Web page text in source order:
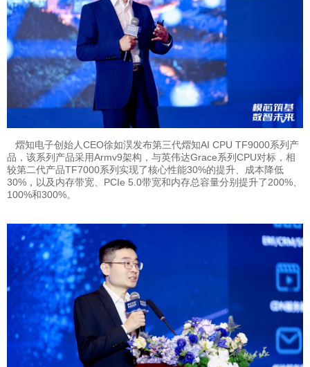
熠知电子创始人CEO徐如淏发布第三代熠知AI CPU TF9000系列产
品，该系列产品采用Armv9架构，与英伟达Grace系列CPU对标，相
较第二代产品TF7000系列实现了核心性能30%的提升、成本降低
30%，以及内存带宽、PCIe 5.0带宽和内存总容量分别提升了200%、
100%和300%。